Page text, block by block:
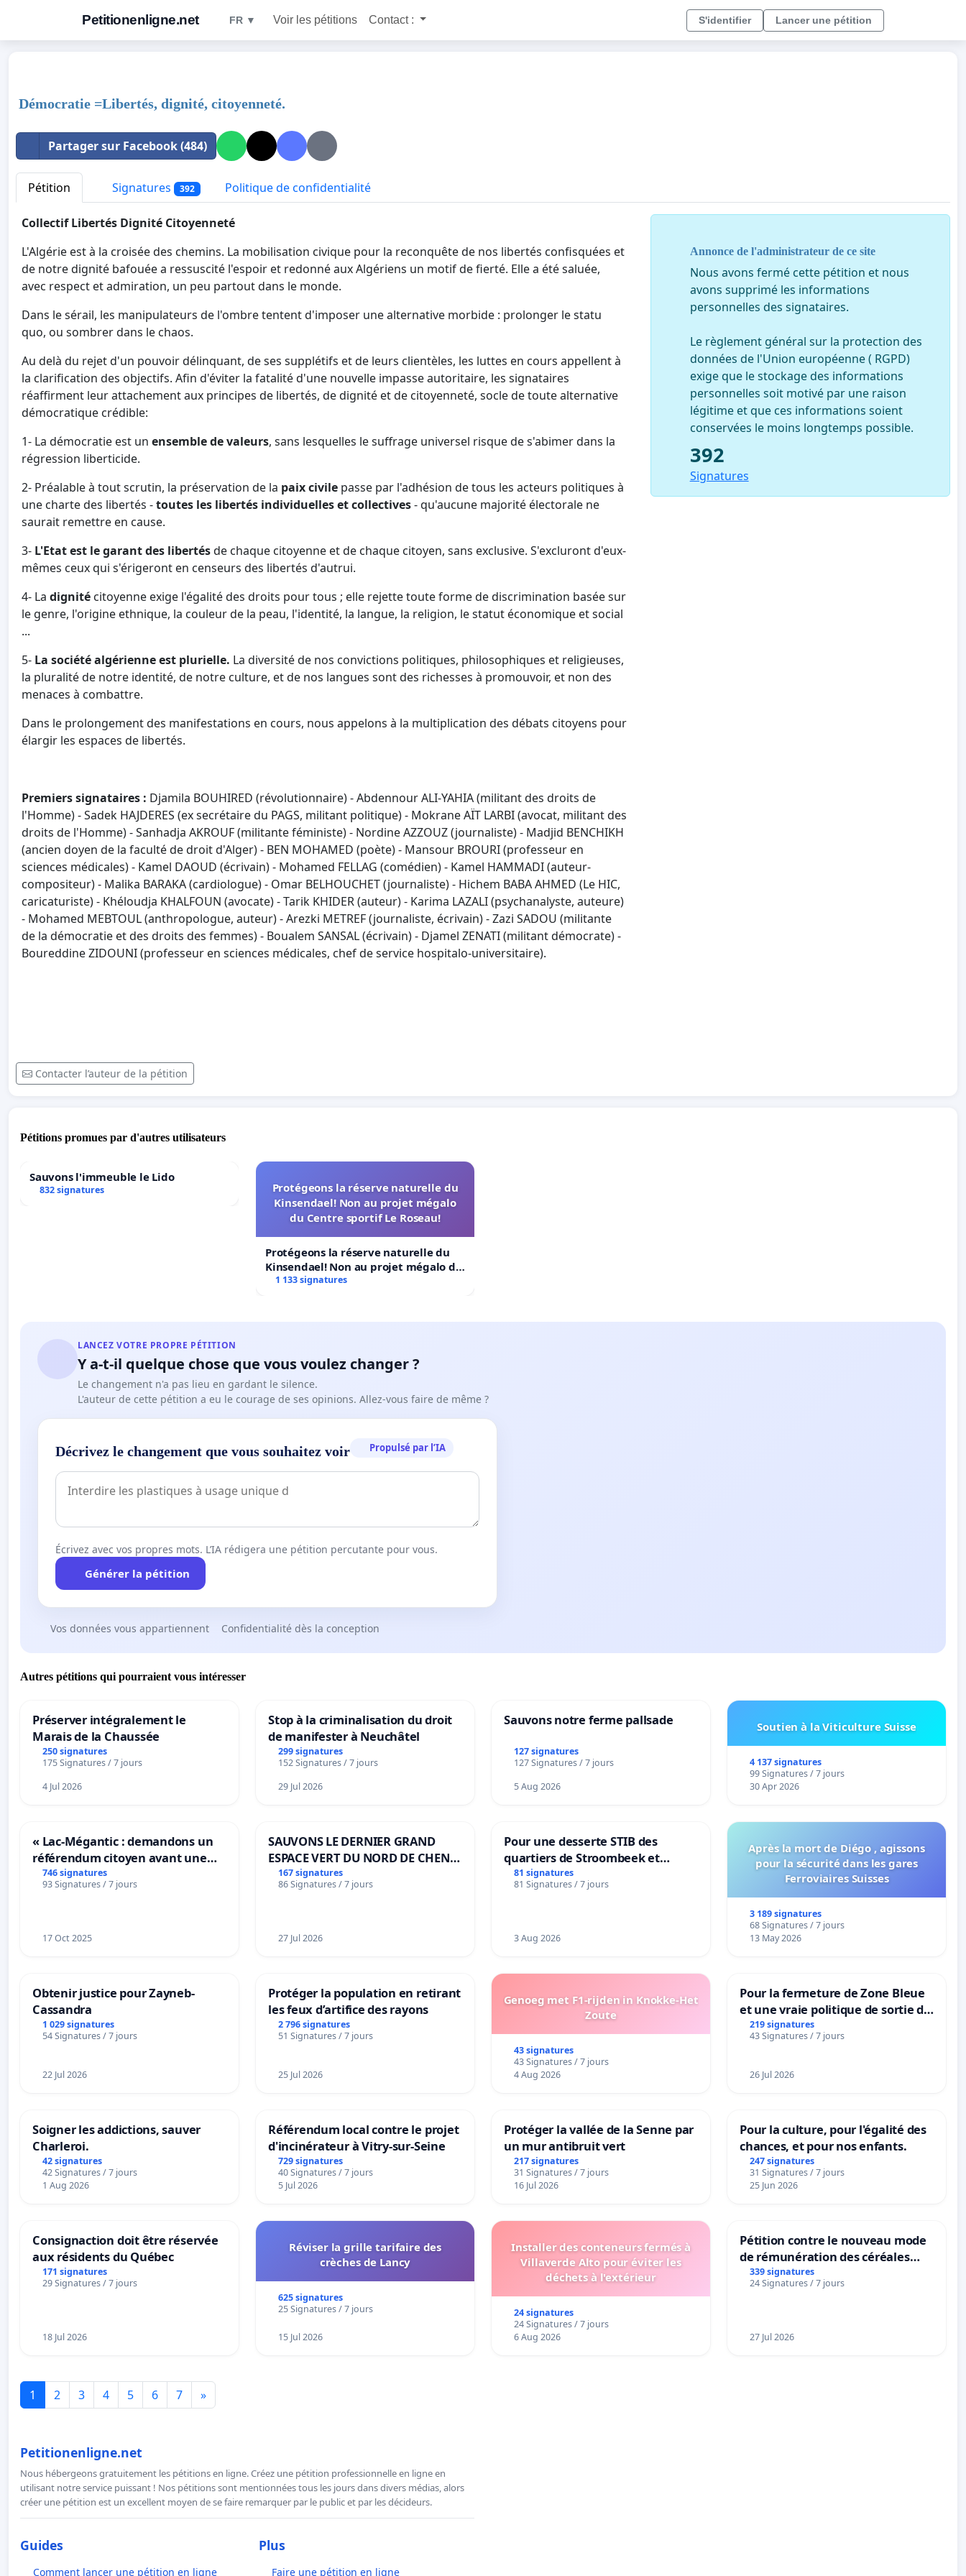
Petitionenligne.net FR ▼ Voir les pétitions Contact : S'identifier Lancer une pétition
Démocratie =Libertés, dignité, citoyenneté.
Partager sur Facebook (484)
Pétition Signatures 392 Politique de confidentialité
Collectif Libertés Dignité Citoyenneté
L'Algérie est à la croisée des chemins. La mobilisation civique pour la reconquête de nos libertés confisquées et
de notre dignité bafouée a ressuscité l'espoir et redonné aux Algériens un motif de fierté. Elle a été saluée,
avec respect et admiration, un peu partout dans le monde.
Dans le sérail, les manipulateurs de l'ombre tentent d'imposer une alternative morbide : prolonger le statu
quo, ou sombrer dans le chaos.
Au delà du rejet d'un pouvoir délinquant, de ses supplétifs et de leurs clientèles, les luttes en cours appellent à
la clarification des objectifs. Afin d'éviter la fatalité d'une nouvelle impasse autoritaire, les signataires
réaffirment leur attachement aux principes de libertés, de dignité et de citoyenneté, socle de toute alternative
démocratique crédible:
1- La démocratie est un ensemble de valeurs, sans lesquelles le suffrage universel risque de s'abimer dans la
régression liberticide.
2- Préalable à tout scrutin, la préservation de la paix civile passe par l'adhésion de tous les acteurs politiques à
une charte des libertés -toutes les libertés individuelles et collectives- qu'aucune majorité électorale ne
saurait remettre en cause.
3- L'Etat est le garant des libertésde chaque citoyenne et de chaque citoyen, sans exclusive. S'excluront d'eux-
mêmes ceux qui s'érigeront en censeurs des libertés d'autrui.
4- La dignité citoyenne exige l'égalité des droits pour tous ; elle rejette toute forme de discrimination basée sur
le genre, l'origine ethnique, la couleur de la peau, l'identité, la langue, la religion, le statut économique et social
...
5- La société algérienne est plurielle. La diversité de nos convictions politiques, philosophiques et religieuses,
la pluralité de notre identité, de notre culture, et de nos langues sont des richesses à promouvoir, et non des
menaces à combattre.
Dans le prolongement des manifestations en cours, nous appelons à la multiplication des débats citoyens pour
élargir les espaces de libertés.
Premiers signataires : Djamila BOUHIRED (révolutionnaire) - Abdennour ALI-YAHIA (militant des droits de
l'Homme) - Sadek HAJDERES (ex secrétaire du PAGS, militant politique) - Mokrane AÏT LARBI (avocat, militant des
droits de l'Homme) - Sanhadja AKROUF (militante féministe) - Nordine AZZOUZ (journaliste) - Madjid BENCHIKH
(ancien doyen de la faculté de droit d'Alger) - BEN MOHAMED (poète) - Mansour BROURI (professeur en
sciences médicales) - Kamel DAOUD (écrivain) - Mohamed FELLAG (comédien) - Kamel HAMMADI (auteur-
compositeur) - Malika BARAKA (cardiologue) - Omar BELHOUCHET (journaliste) - Hichem BABA AHMED (Le HIC,
caricaturiste) - Khéloudja KHALFOUN (avocate) - Tarik KHIDER (auteur) - Karima LAZALI (psychanalyste, auteure)
- Mohamed MEBTOUL (anthropologue, auteur) - Arezki METREF (journaliste, écrivain) - Zazi SADOU (militante
de la démocratie et des droits des femmes) - Boualem SANSAL (écrivain) - Djamel ZENATI (militant démocrate) -
Boureddine ZIDOUNI (professeur en sciences médicales, chef de service hospitalo-universitaire).
Contacter l’auteur de la pétition
Annonce de l'administrateur de ce site
Nous avons fermé cette pétition et nous
avons supprimé les informations
personnelles des signataires.
Le règlement général sur la protection des
données de l'Union européenne ( RGPD)
exige que le stockage des informations
personnelles soit motivé par une raison
légitime et que ces informations soient
conservées le moins longtemps possible.
392
Signatures
Pétitions promues par d'autres utilisateurs
Sauvons l'immeuble le Lido
832 signatures
Protégeons la réserve naturelle du
Kinsendael! Non au projet mégalo
du Centre sportif Le Roseau!
Protégeons la réserve naturelle du
Kinsendael! Non au projet mégalo du
Centre sportif Le Roseau!
1 133 signatures
LANCEZ VOTRE PROPRE PÉTITION
Y a-t-il quelque chose que vous voulez changer ?
Le changement n'a pas lieu en gardant le silence.
L'auteur de cette pétition a eu le courage de ses opinions. Allez-vous faire de même ?
Décrivez le changement que vous souhaitez voir Propulsé par l’IA
Écrivez avec vos propres mots. L’IA rédigera une pétition percutante pour vous.
Générer la pétition
Vos données vous appartiennent Confidentialité dès la conception
Autres pétitions qui pourraient vous intéresser
Préserver intégralement le
Marais de la Chaussée
250 signatures
175 Signatures / 7 jours
4 Jul 2026
Stop à la criminalisation du droit
de manifester à Neuchâtel
299 signatures
152 Signatures / 7 jours
29 Jul 2026
Sauvons notre ferme pallsade
127 signatures
127 Signatures / 7 jours
5 Aug 2026
Soutien à la Viticulture Suisse
4 137 signatures
99 Signatures / 7 jours
30 Apr 2026
« Lac-Mégantic : demandons un
référendum citoyen avant une
transformation irréversible de
notre territoire »
746 signatures
93 Signatures / 7 jours
17 Oct 2025
SAUVONS LE DERNIER GRAND
ESPACE VERT DU NORD DE CHENE-
BOUGERIES
167 signatures
86 Signatures / 7 jours
27 Jul 2026
Pour une desserte STIB des
quartiers de Stroombeek et
Beauval - Voor een MIVB-
bediening van de wijken
81 signatures
81 Signatures / 7 jours
3 Aug 2026
Après la mort de Diégo , agissons
pour la sécurité dans les gares
Ferroviaires Suisses
3 189 signatures
68 Signatures / 7 jours
13 May 2026
Obtenir justice pour Zayneb-
Cassandra
1 029 signatures
54 Signatures / 7 jours
22 Jul 2026
Protéger la population en retirant
les feux d’artifice des rayons
2 796 signatures
51 Signatures / 7 jours
25 Jul 2026
Genoeg met F1-rijden in Knokke-Het
Zoute
43 signatures
43 Signatures / 7 jours
4 Aug 2026
Pour la fermeture de Zone Bleue
et une vraie politique de sortie de
la dépendance
219 signatures
43 Signatures / 7 jours
26 Jul 2026
Soigner les addictions, sauver
Charleroi.
42 signatures
42 Signatures / 7 jours
1 Aug 2026
Référendum local contre le projet
d'incinérateur à Vitry-sur-Seine
729 signatures
40 Signatures / 7 jours
5 Jul 2026
Protéger la vallée de la Senne par
un mur antibruit vert
217 signatures
31 Signatures / 7 jours
16 Jul 2026
Pour la culture, pour l'égalité des
chances, et pour nos enfants.
247 signatures
31 Signatures / 7 jours
25 Jun 2026
Consignaction doit être réservée
aux résidents du Québec
171 signatures
29 Signatures / 7 jours
18 Jul 2026
Réviser la grille tarifaire des
crèches de Lancy
625 signatures
25 Signatures / 7 jours
15 Jul 2026
Installer des conteneurs fermés à
Villaverde Alto pour éviter les
déchets à l'extérieur
24 signatures
24 Signatures / 7 jours
6 Aug 2026
Pétition contre le nouveau mode
de rémunération des céréales
panifiables de Swiss granum basé
sur la teneur en protéines
339 signatures
24 Signatures / 7 jours
27 Jul 2026
1 2 3 4 5 6 7 »
Petitionenligne.net
Nous hébergeons gratuitement les pétitions en ligne. Créez une pétition professionnelle en ligne en
utilisant notre service puissant ! Nos pétitions sont mentionnées tous les jours dans divers médias, alors
créer une pétition est un excellent moyen de se faire remarquer par le public et par les décideurs.
Guides
Comment lancer une pétition en ligne
Plus
Faire une pétition en ligne